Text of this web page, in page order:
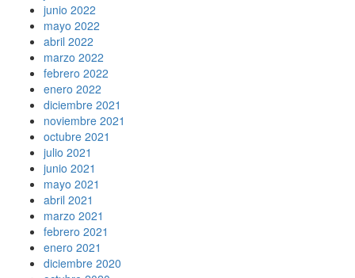
junio 2022
mayo 2022
abril 2022
marzo 2022
febrero 2022
enero 2022
diciembre 2021
noviembre 2021
octubre 2021
julio 2021
junio 2021
mayo 2021
abril 2021
marzo 2021
febrero 2021
enero 2021
diciembre 2020